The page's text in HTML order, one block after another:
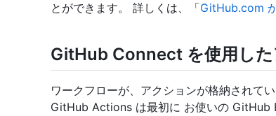
とができます。 詳しくは、「GitHub.com
GitHub Connect を使用し
ワークフローが、アクションが格納されて
GitHub Actions は最初に お使いの GitHub